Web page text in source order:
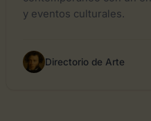
y eventos culturales.
Directorio de Arte